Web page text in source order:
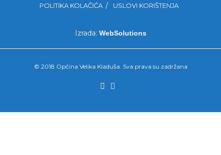
POLITIKA KOLAČIĆA
USLOVI KORIŠTENJA
Izrada: WebSolutions
© 2018 Općina Velika Kladuša. Sva prava su zadržana